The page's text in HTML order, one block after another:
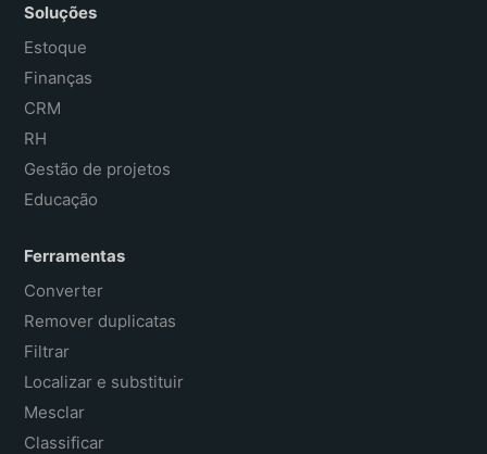
Soluções
Estoque
Finanças
CRM
RH
Gestão de projetos
Educação
Ferramentas
Converter
Remover duplicatas
Filtrar
Localizar e substituir
Mesclar
Classificar